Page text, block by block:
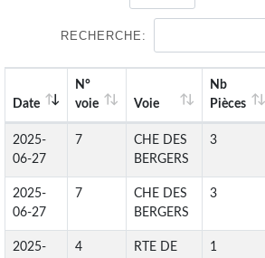
RECHERCHE:
Date
N°
voie
Voie
Nb
Pièces
2025-
06-27
7
CHE DES
BERGERS
3
2025-
06-27
7
CHE DES
BERGERS
3
2025-
4
RTE DE
1